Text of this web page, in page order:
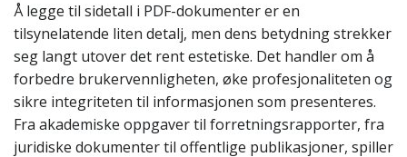
Å legge til sidetall i PDF-dokumenter er en
tilsynelatende liten detalj, men dens betydning strekker
seg langt utover det rent estetiske. Det handler om å
forbedre brukervennligheten, øke profesjonaliteten og
sikre integriteten til informasjonen som presenteres.
Fra akademiske oppgaver til forretningsrapporter, fra
juridiske dokumenter til offentlige publikasjoner, spiller